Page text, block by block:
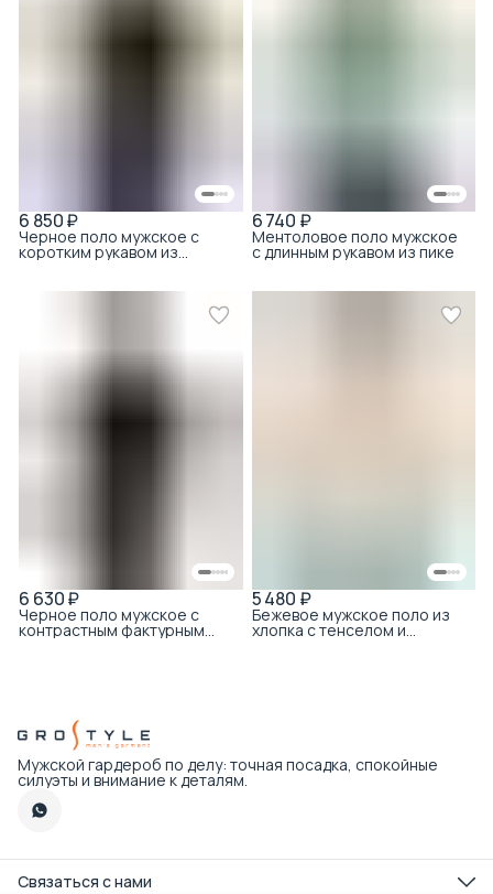
6 850 ₽
Черное поло мужское с
коротким рукавом из
тенсела с хлопком
6 740 ₽
Ментоловое поло мужское
с длинным рукавом из пике
6 630 ₽
Черное поло мужское с
контрастным фактурным
5 480 ₽
Бежевое мужское поло из
хлопка с тенселом и
Мужской гардероб по делу: точная посадка, спокойные
силуэты и внимание к деталям.
Связаться с нами